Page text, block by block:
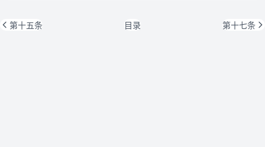
第十五条 目录 第十七条